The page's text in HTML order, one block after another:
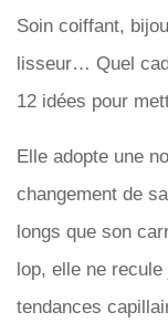
Soin coiffant,
lisseur… Quel
12 idées pour
Elle adopte une
changement de
longs que son
lop, elle ne
tendances